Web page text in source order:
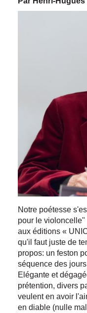
Notre poétesse
pour le
aux éditions «
qu'il faut juste de
propos: un feston
séquence des
Elégante et
prétention, divers
veulent en avoir
en diable (nulle